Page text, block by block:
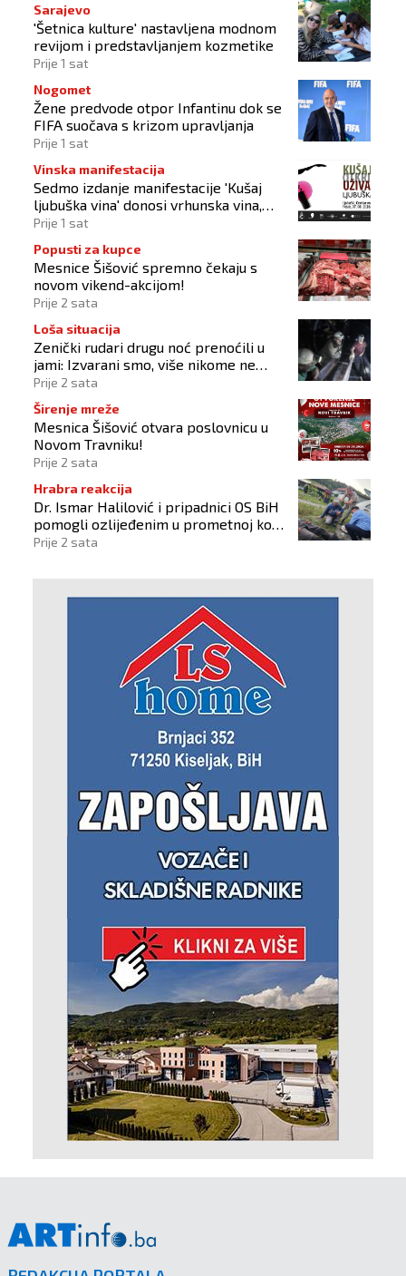
Sarajevo
'Šetnica kulture' nastavljena modnom
revijom i predstavljanjem kozmetike
Prije 1 sat
Nogomet
Žene predvode otpor Infantinu dok se
FIFA suočava s krizom upravljanja
Prije 1 sat
Vinska manifestacija
Sedmo izdanje manifestacije 'Kušaj
ljubuška vina' donosi vrhunska vina,
gastronomiju i glazbu
Prije 1 sat
Popusti za kupce
Mesnice Šišović spremno čekaju s
novom vikend-akcijom!
Prije 2 sata
Loša situacija
Zenički rudari drugu noć prenoćili u
jami: Izvarani smo, više nikome ne
vjerujemo
Prije 2 sata
Širenje mreže
Mesnica Šišović otvara poslovnicu u
Novom Travniku!
Prije 2 sata
Hrabra reakcija
Dr. Ismar Halilović i pripadnici OS BiH
pomogli ozlijeđenim u prometnoj kod
Busovače!
Prije 2 sata